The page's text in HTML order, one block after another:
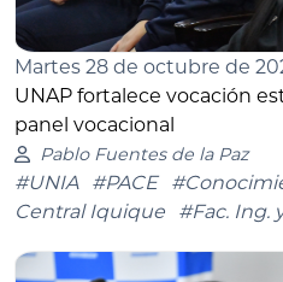
Martes 28 de octubre de
UNAP fortalece vocación
panel vocacional
Pablo Fuentes de la Paz
#UNIA #PACE
Central Iquique
#Fac. Ing.